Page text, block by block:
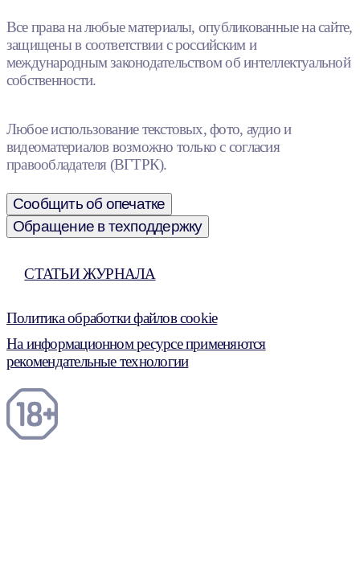
Все права на любые материалы, опубликованные на сайте,
защищены в соответствии с российским и
международным законодательством об интеллектуальной
собственности.
Любое использование текстовых, фото, аудио и
видеоматериалов возможно только с согласия
правообладателя (ВГТРК).
Сообщить об опечатке
Обращение в техподдержку
СТАТЬИ ЖУРНАЛА
Политика обработки файлов cookie
На информационном ресурсе применяются
рекомендательные технологии